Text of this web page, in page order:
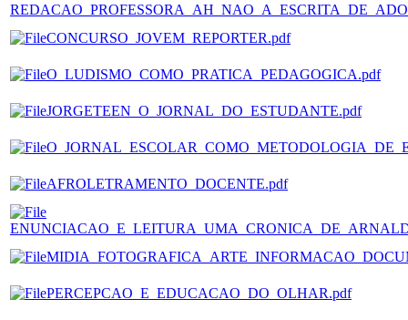
CONCURSO_JOVEM_REPORTER.pdf
O_LUDISMO_COMO_PRATICA_PEDAGOGICA.pdf
JORGETEEN_O_JORNAL_DO_ESTUDANTE.pdf
AFROLETRAMENTO_DOCENTE.pdf
PERCEPCAO_E_EDUCACAO_DO_OLHAR.pdf